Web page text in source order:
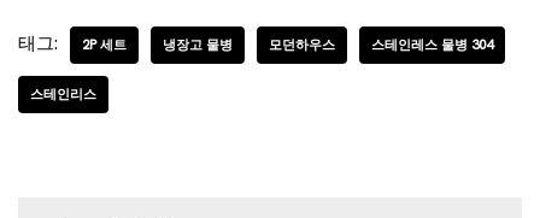
태그: 2P 세트 냉장고 물병 모던하우스 스테인레스 물병 304
스테인리스